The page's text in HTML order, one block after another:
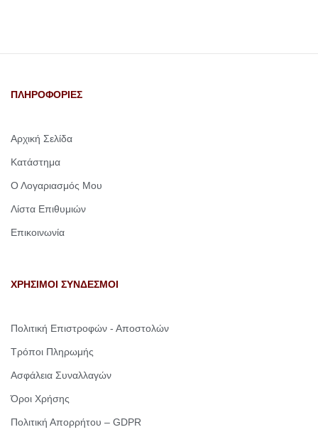
ΠΛΗΡΟΦΟΡΙΕΣ
Αρχική Σελίδα
Κατάστημα
Ο Λογαριασμός Μου
Λίστα Επιθυμιών
Επικοινωνία
ΧΡΗΣΙΜΟΙ ΣΥΝΔΕΣΜΟΙ
Πολιτική Επιστροφών - Αποστολών
Τρόποι Πληρωμής
Ασφάλεια Συναλλαγών
Όροι Χρήσης
Πολιτική Απορρήτου – GDPR